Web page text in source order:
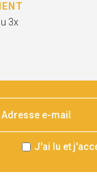
3x
J'ai lu et